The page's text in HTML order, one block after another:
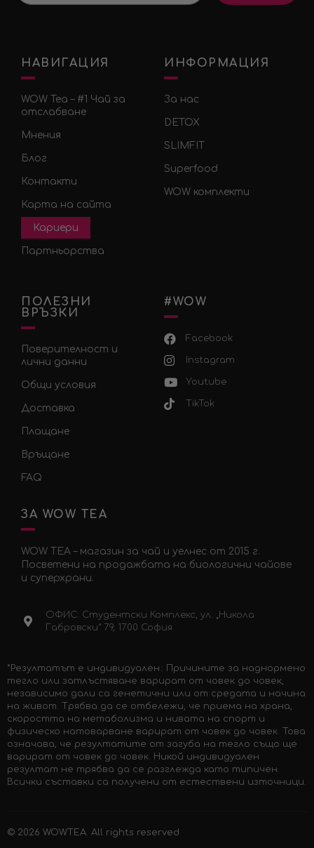
НАВИГАЦИЯ
WOW Tea – #1 Чай за
отслабване
Мнения
Блог
Контакти
Карта на сайта
Кариери
Партньорства
ИНФОРМАЦИЯ
За нас
DETOX
SLIMFIT
Superfood
WOW комплекти
ПОЛЕЗНИ
ВРЪЗКИ
Поверителност и
лични данни
Общи условия
Доставка
Плащане
Връщане
FAQ
#WOW
Facebook
Instagram
Youtube
TikTok
ЗА WOW TEA
WOW TEA – магазин за чай и уелнес от 2015 г.
Посветени на продажбата на биологични чайове
и суперхрани.
ОФИС: Студентски Комплекс, ул. „Никола
Габровски“ 79, 1700 София
*Резултатът е индивидуален.: Причините за наднормено
тегло или затлъстяване варират от човек до човек,
независимо дали са генетични или от средата и начина
на живот. Трябва да се отбележи, че приема на храна,
скоростта на метаболизма и нивата на спорт и
физическо натоварване варират от човек до човек. Това
означава, че резултатите от загуба на тегло също ще
варират от човек до човек. Никой индивидуален
резултат не трябва да се разглежда като типичен.
Всички съставки са получени от естествени източници.
© 2026 WOWTEA. All rights reserved